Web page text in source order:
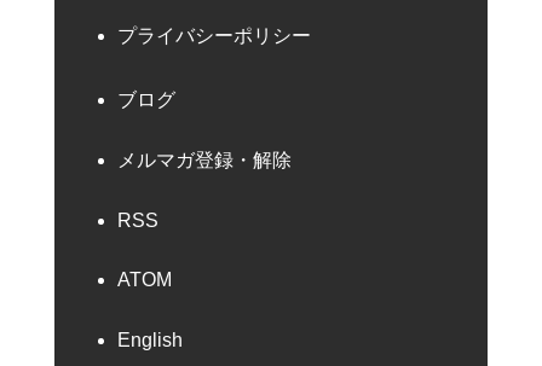
プライバシーポリシー
ブログ
メルマガ登録・解除
RSS
ATOM
English